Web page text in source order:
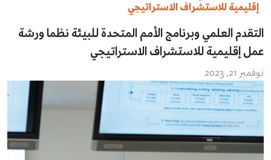
إقليمية للاستشراف الاستراتيجي
التقدم العلمي وبرنامج الأمم المتحدة للبيئة نظما ورشة
عمل إقليمية للاستشراف الاستراتيجي
نوفمبر 21, 2023